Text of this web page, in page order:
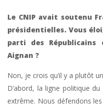
Le CNIP avait soutenu
présidentielles. Vous
parti des Républicains
Aignan ?
Non, je crois qu’il y a plutôt
D’abord, la ligne politique
extrême. Nous défendons